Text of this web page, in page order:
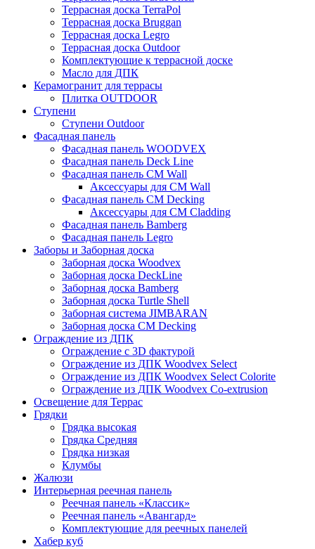
Террасная доска TerraPol
Террасная доска Bruggan
Террасная доска Legro
Террасная доска Outdoor
Комплектующие к террасной доске
Масло для ДПК
Керамогранит для террасы
Плитка OUTDOOR
Ступени
Ступени Outdoor
Фасадная панель
Фасадная панель WOODVEX
Фасадная панель Deck Line
Фасадная панель CM Wall
Аксессуары для CM Wall
Фасадная панель CM Decking
Аксессуары для CM Cladding
Фасадная панель Bamberg
Фасадная панель Legro
Заборы и Заборная доска
Заборная доска Woodvex
Заборная доска DeckLine
Заборная доска Bamberg
Заборная доска Turtle Shell
Заборная система JIMBARAN
Заборная доска CM Decking
Ограждение из ДПК
Ограждение с 3D фактурой
Ограждение из ДПК Woodvex Select
Ограждение из ДПК Woodvex Select Colorite
Ограждение из ДПК Woodvex Co-extrusion
Освещение для Террас
Грядки
Грядка высокая
Грядка Средняя
Грядка низкая
Клумбы
Жалюзи
Интерьерная реечная панель
Реечная панель «Классик»
Реечная панель «Авангард»
Комплектующие для реечных панелей
Хабер куб